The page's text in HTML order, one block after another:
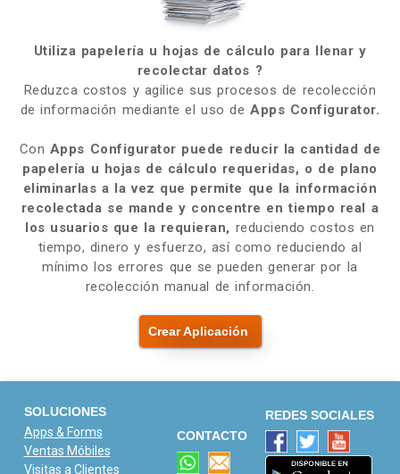
Utiliza papelería u hojas de cálculo para llenar y
recolectar datos ?
Reduzca costos y agilice sus procesos de recolección
de información mediante el uso de Apps Configurator.
Con Apps Configurator puede reducir la cantidad de
papelería u hojas de cálculo requeridas, o de plano
eliminarlas a la vez que permite que la información
recolectada se mande y concentre en tiempo real a
los usuarios que la requieran, reduciendo costos en
tiempo, dinero y esfuerzo, así como reduciendo al
mínimo los errores que se pueden generar por la
recolección manual de información.
Crear Aplicación
SOLUCIONES
Apps & Forms
Ventas Móbiles
Visitas a Clientes
CONTACTO
REDES SOCIALES